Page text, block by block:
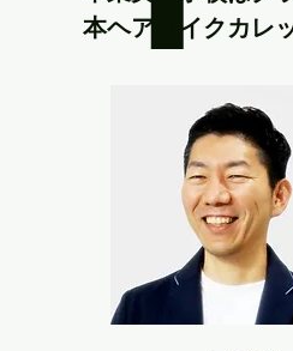
本ヘアメイクカレ